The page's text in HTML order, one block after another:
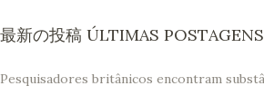
最新の投稿 ÚLTIMAS POSTAGENS
Pesquisadores britânicos encontram